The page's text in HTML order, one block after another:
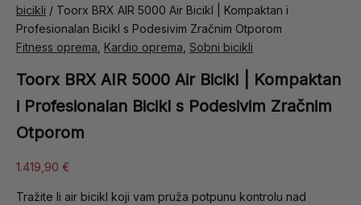
bicikli / Toorx BRX AIR 5000 Air Bicikl | Kompaktan i
Profesionalan Bicikl s Podesivim Zračnim Otporom
Fitness oprema Kardio oprema Sobni bicikli
Toorx BRX AIR 5000 Air Bicikl | Kompaktan
i Profesionalan Bicikl s Podesivim Zračnim
Otporom
1.419,90 €
Tražite li air bicikl koji vam pruža potpunu kontrolu nad